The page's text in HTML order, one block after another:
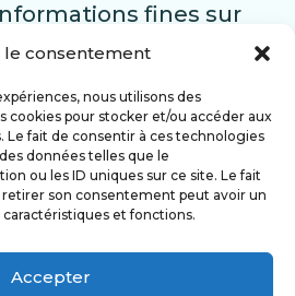
le consentement
nous utilisons des
cookies pour stocker et/ou accéder aux
Le fait de consentir à ces technologies
données telles que le
ou les ID uniques sur ce site. Le fait
son consentement peut avoir un
et fonctions.
Accepter
fines sur
ce qui est
ce qui fatigue ou
entrer en
plus juste, plus humaine,